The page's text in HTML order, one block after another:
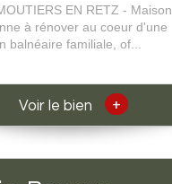
EN RETZ - Maison
à rénover au coeur d'une
balnéaire familiale, of...
Voir le bien +